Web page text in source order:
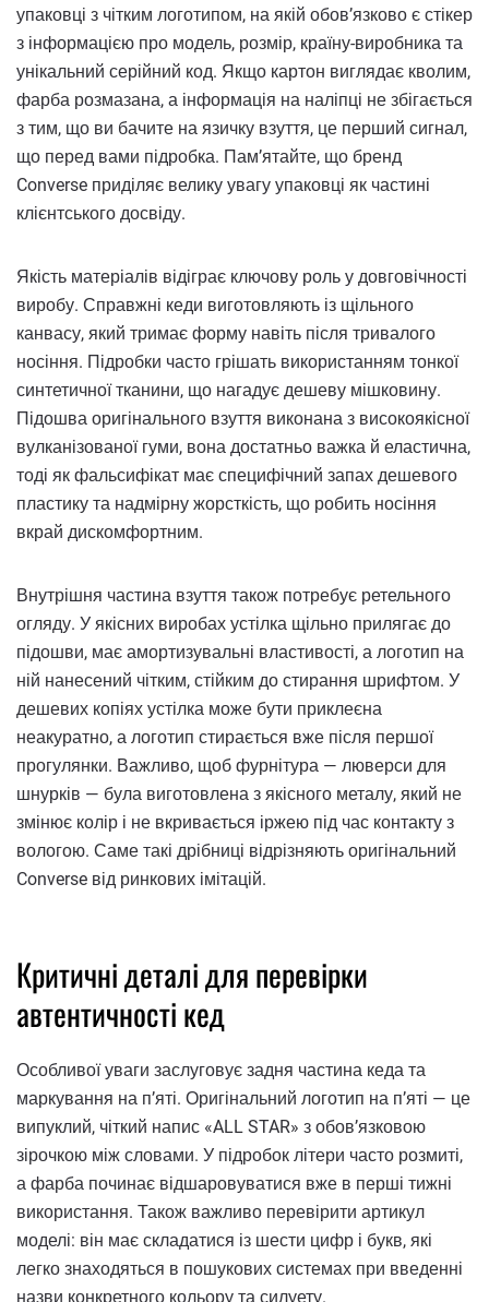
упаковці з чітким логотипом, на якій обов’язково є стікер
з інформацією про модель, розмір, країну-виробника та
унікальний серійний код. Якщо картон виглядає кволим,
фарба розмазана, а інформація на наліпці не збігається
з тим, що ви бачите на язичку взуття, це перший сигнал,
що перед вами підробка. Пам’ятайте, що бренд
Converse приділяє велику увагу упаковці як частині
клієнтського досвіду.
Якість матеріалів відіграє ключову роль у довговічності
виробу. Справжні кеди виготовляють із щільного
канвасу, який тримає форму навіть після тривалого
носіння. Підробки часто грішать використанням тонкої
синтетичної тканини, що нагадує дешеву мішковину.
Підошва оригінального взуття виконана з високоякісної
вулканізованої гуми, вона достатньо важка й еластична,
тоді як фальсифікат має специфічний запах дешевого
пластику та надмірну жорсткість, що робить носіння
вкрай дискомфортним.
Внутрішня частина взуття також потребує ретельного
огляду. У якісних виробах устілка щільно прилягає до
підошви, має амортизувальні властивості, а логотип на
ній нанесений чітким, стійким до стирання шрифтом. У
дешевих копіях устілка може бути приклеєна
неакуратно, а логотип стирається вже після першої
прогулянки. Важливо, щоб фурнітура — люверси для
шнурків — була виготовлена з якісного металу, який не
змінює колір і не вкривається іржею під час контакту з
вологою. Саме такі дрібниці відрізняють оригінальний
Converse від ринкових імітацій.
Критичні деталі для перевірки
автентичності кед
Особливої уваги заслуговує задня частина кеда та
маркування на п’яті. Оригінальний логотип на п’яті — це
випуклий, чіткий напис «ALL STAR» з обов’язковою
зірочкою між словами. У підробок літери часто розмиті,
а фарба починає відшаровуватися вже в перші тижні
використання. Також важливо перевірити артикул
моделі: він має складатися із шести цифр і букв, які
легко знаходяться в пошукових системах при введенні
назви конкретного кольору та силуету.